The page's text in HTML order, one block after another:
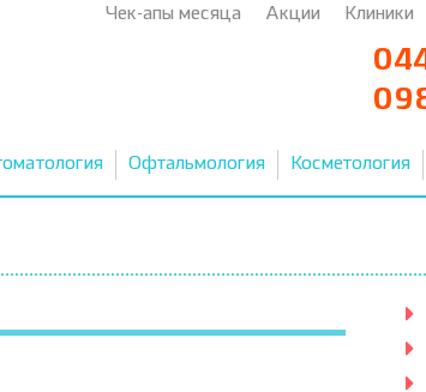
Чек-апы месяца Акции Клиники
Офтальмология Косметология